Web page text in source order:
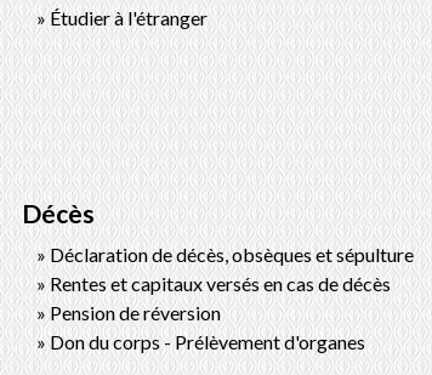
Étudier à l'étranger
Décès
Déclaration de décès, obsèques et sépulture
Rentes et capitaux versés en cas de décès
Pension de réversion
Don du corps - Prélèvement d'organes